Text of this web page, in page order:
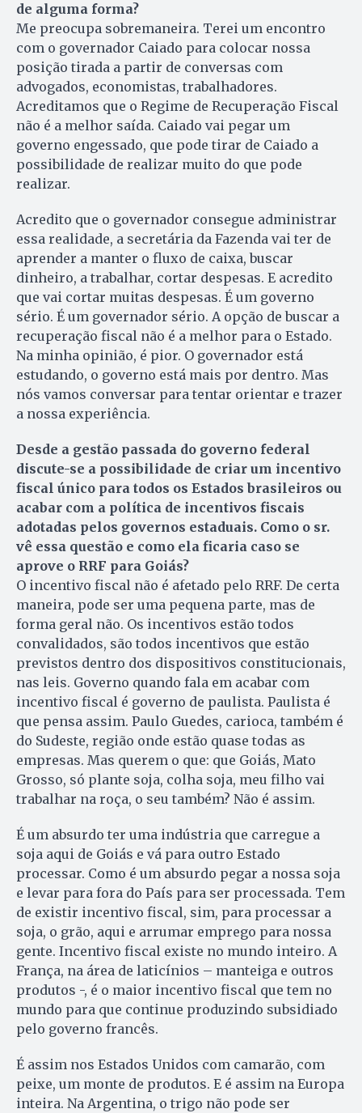
de alguma forma?
Me preocupa sobremaneira. Terei um encontro
com o governador Caiado para colocar nossa
posição tirada a partir de conversas com
advogados, economistas, trabalhadores.
Acreditamos que o Regime de Recuperação Fiscal
não é a melhor saída. Caiado vai pegar um
governo engessado, que pode tirar de Caiado a
possibilidade de realizar muito do que pode
realizar.
Acredito que o governador consegue administrar
essa realidade, a secretária da Fazenda vai ter de
aprender a manter o fluxo de caixa, buscar
dinheiro, a trabalhar, cortar despesas. E acredito
que vai cortar muitas despesas. É um governo
sério. É um governador sério. A opção de buscar a
recuperação fiscal não é a melhor para o Estado.
Na minha opinião, é pior. O governador está
estudando, o governo está mais por dentro. Mas
nós vamos conversar para tentar orientar e trazer
a nossa experiência.
Desde a gestão passada do governo federal
discute-se a possibilidade de criar um incentivo
fiscal único para todos os Estados brasileiros ou
acabar com a política de incentivos fiscais
adotadas pelos governos estaduais. Como o sr.
vê essa questão e como ela ficaria caso se
aprove o RRF para Goiás?
O incentivo fiscal não é afetado pelo RRF. De certa
maneira, pode ser uma pequena parte, mas de
forma geral não. Os incentivos estão todos
convalidados, são todos incentivos que estão
previstos dentro dos dispositivos constitucionais,
nas leis. Governo quando fala em acabar com
incentivo fiscal é governo de paulista. Paulista é
que pensa assim. Paulo Guedes, carioca, também é
do Sudeste, região onde estão quase todas as
empresas. Mas querem o que: que Goiás, Mato
Grosso, só plante soja, colha soja, meu filho vai
trabalhar na roça, o seu também? Não é assim.
É um absurdo ter uma indústria que carregue a
soja aqui de Goiás e vá para outro Estado
processar. Como é um absurdo pegar a nossa soja
e levar para fora do País para ser processada. Tem
de existir incentivo fiscal, sim, para processar a
soja, o grão, aqui e arrumar emprego para nossa
gente. Incentivo fiscal existe no mundo inteiro. A
França, na área de laticínios – manteiga e outros
produtos -, é o maior incentivo fiscal que tem no
mundo para que continue produzindo subsidiado
pelo governo francês.
É assim nos Estados Unidos com camarão, com
peixe, um monte de produtos. E é assim na Europa
inteira. Na Argentina, o trigo não pode ser